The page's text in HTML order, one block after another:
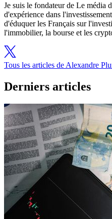
Je suis le fondateur de Le média
d'expérience dans
d'éduquer les Français sur
l'immobilier, la bourse et les
Tous les articles de Alexandre
Derniers articles